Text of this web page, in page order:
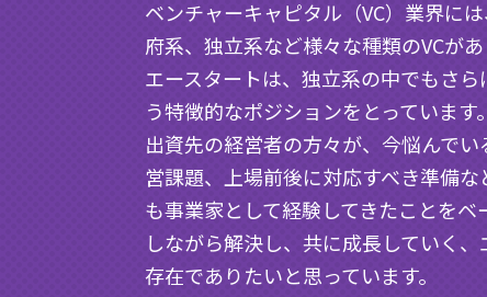
ベンチャーキャピタル（VC）業界に
府系、独立系など様々な種類のVCがあ
エースタートは、独立系の中でもさら
う特徴的なポジションをとっています。
出資先の経営者の方々が、今悩んで
営課題、上場前後に対応すべき準備
も事業家として経験してきたことをベ
しながら解決し、共に成長していく
存在でありたいと思っています。